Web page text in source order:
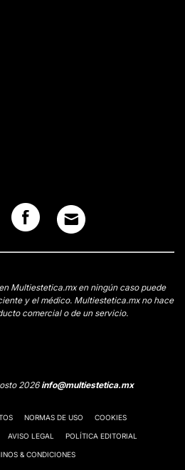
Multiestetica.mx en ningún caso puede
y el médico. Multiestetica.mx no hace
comercial o de un servicio.
2026info@multiestetica.mx
NORMAS DE USO COOKIES
AVISO LEGAL POLÍTICA EDITORIAL
& CONDICIONES